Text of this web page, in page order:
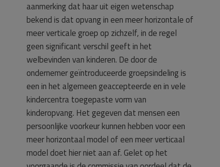
aanmerking dat haar uit eigen wetenschap
bekend is dat opvang in een meer horizontale of
meer verticale groep op zichzelf, in de regel
geen significant verschil geeft in het
welbevinden van kinderen. De door de
ondernemer geïntroduceerde groepsindeling is
een in het algemeen geaccepteerde en in vele
kindercentra toegepaste vorm van
kinderopvang. Het gegeven dat mensen een
persoonlijke voorkeur kunnen hebben voor een
meer horizontaal model of een meer verticaal
model doet hier niet aan af. Gelet op het